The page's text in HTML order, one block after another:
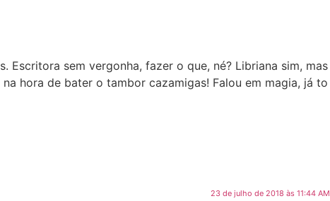
Escritora sem vergonha, fazer o que, né? Libriana sim, mas
hora de bater o tambor cazamigas! Falou em magia, já to
23 de julho de 2018 às 11:44 AM